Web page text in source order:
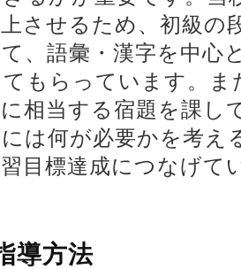
させるため、初級の
、語彙・漢字を中心
もらっています。ま
相当する宿題を課し
は何が必要かを考え
目標達成につなげて
導方法